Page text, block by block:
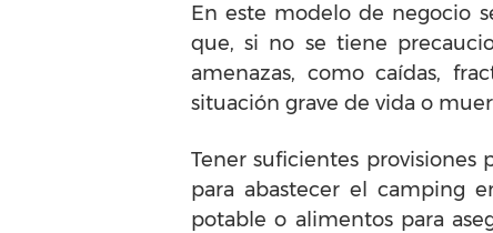
En este modelo de negocio
que, si no se tiene
amenazas, como caídas,
situación grave de vida o
Tener suficientes
para abastecer el camping
potable o alimentos para